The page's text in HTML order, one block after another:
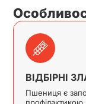
ВІДБІРНІ
Пшениця є